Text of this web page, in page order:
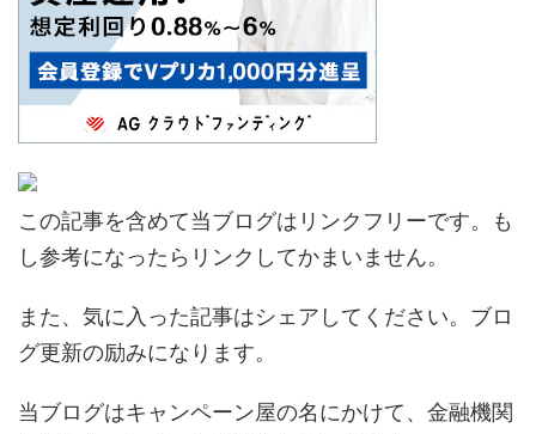
この記事を含めて当ブログはリンクフリーです。も
し参考になったらリンクしてかまいません。
また、気に入った記事はシェアしてください。ブロ
グ更新の励みになります。
当ブログはキャンペーン屋の名にかけて、金融機関